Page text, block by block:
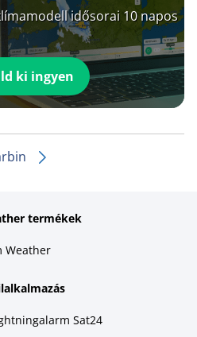
idősorai 10 napos
ki ingyen
termékek
Weather
Sat24